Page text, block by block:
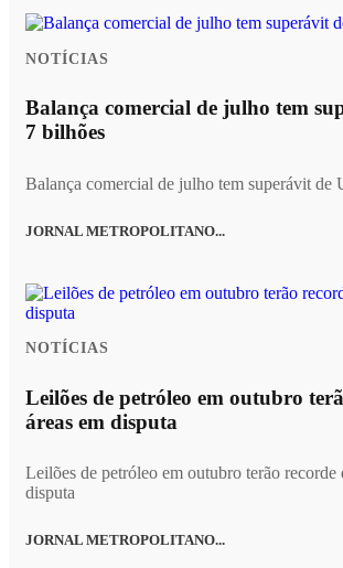
NOTÍCIAS
Balança comercial de julho tem
7 bilhões
Balança comercial de julho tem superávit de
JORNAL METROPOLITANO...
NOTÍCIAS
Leilões de petróleo em outubro
áreas em disputa
Leilões de petróleo em outubro terão recorde
disputa
JORNAL METROPOLITANO...